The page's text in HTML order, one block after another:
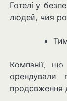
Готелі у
людей, чия
Компанії, що
орендували
продовження